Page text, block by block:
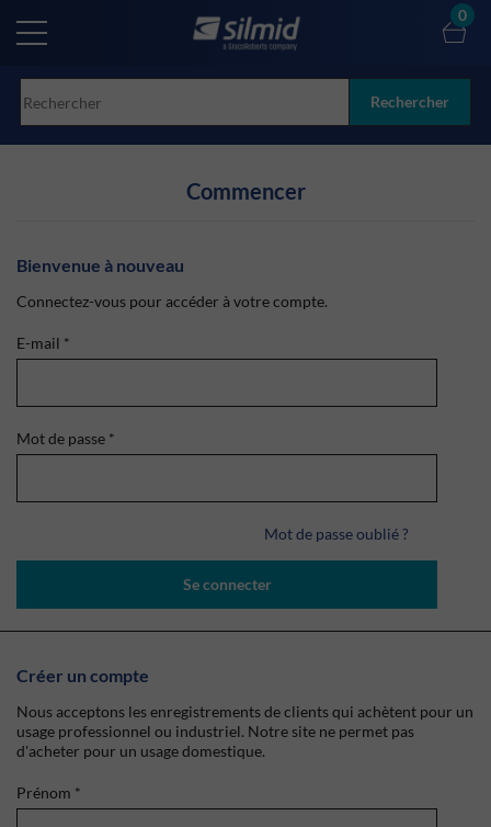
main
Rechercher
0
Commencer
Bienvenue à nouveau
Connectez-vous pour accéder à votre compte.
E-mail *
Mot de passe *
Mot de passe oublié ?
Se connecter
Créer un compte
Nous acceptons les enregistrements de clients qui achètent pour un
usage professionnel ou industriel. Notre site ne permet pas
d'acheter pour un usage domestique.
Prénom *